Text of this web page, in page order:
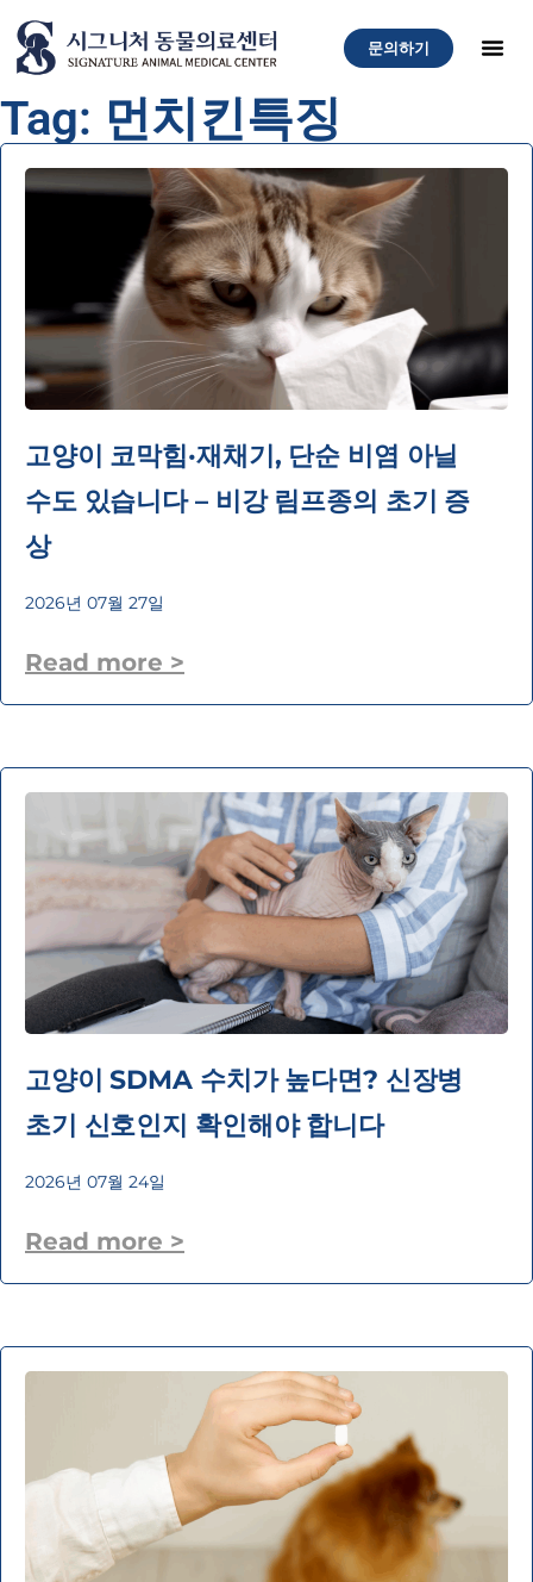
문의하기
Tag: 먼치킨특징
고양이 코막힘·재채기, 단순 비염 아닐
수도 있습니다 – 비강 림프종의 초기 증
상
2026년 07월 27일
Read more >
고양이 SDMA 수치가 높다면? 신장병
초기 신호인지 확인해야 합니다
2026년 07월 24일
Read more >